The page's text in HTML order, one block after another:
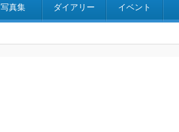
写真集 ダイアリー イベント